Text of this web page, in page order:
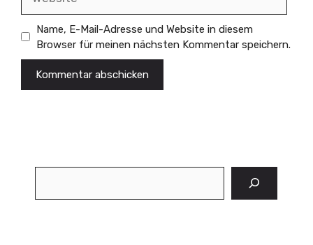
Name, E-Mail-Adresse und Website in diesem
Browser für meinen nächsten Kommentar speichern.